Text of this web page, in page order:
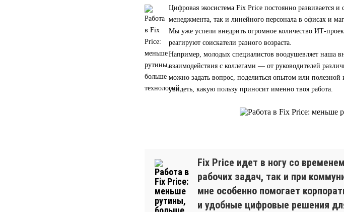
Цифровая экосистема Fix Price постоянно развивается
менеджмента, так и линейного персонала в офисах и
Мы уже успели внедрить огромное количество ИТ-
реагируют соискатели разного возраста.
Например, молодых специалистов воодушевляет наша
взаимодействия с коллегами — от руководителей
можно задать вопрос, поделиться опытом или
увидеть, какую пользу приносит именно твоя работа.
Fix Price идет в ногу со
рабочих задач, так и при
мне особенно помогает
и удобные цифровые решения